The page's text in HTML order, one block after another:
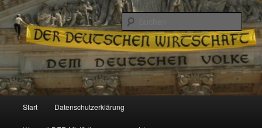
Reizzentrum
Politik, Wirtschaft, Soziales und Gesellschaft
Zum
Zum
Start Datenschutzerklärung